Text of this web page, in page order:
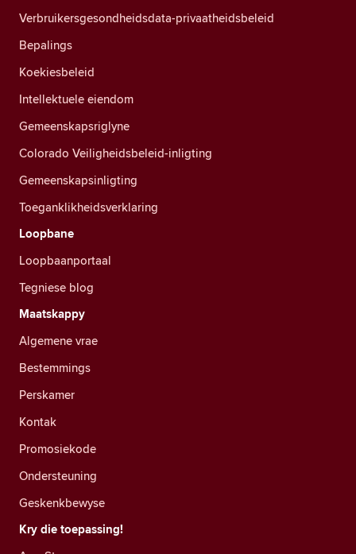
Verbruikersgesondheidsdata-privaatheidsbeleid
Bepalings
Koekiesbeleid
Intellektuele eiendom
Gemeenskapsriglyne
Colorado Veiligheidsbeleid-inligting
Gemeenskapsinligting
Toeganklikheidsverklaring
Loopbane
Loopbaanportaal
Tegniese blog
Maatskappy
Algemene vrae
Bestemmings
Perskamer
Kontak
Promosiekode
Ondersteuning
Geskenkbewyse
Kry die toepassing!